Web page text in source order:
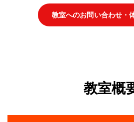
教室へのお問い合わせ・
教室概